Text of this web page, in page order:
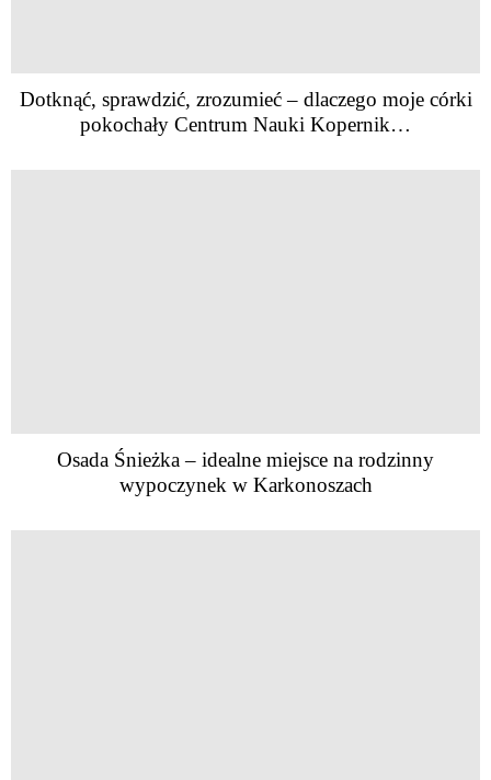
Dotknąć, sprawdzić, zrozumieć – dlaczego moje córki
pokochały Centrum Nauki Kopernik…
Osada Śnieżka – idealne miejsce na rodzinny
wypoczynek w Karkonoszach